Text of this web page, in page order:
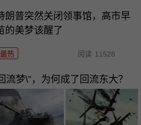
朗普突然关闭领事馆，高市早
的美梦该醒了
最热 阅读 11528
流梦\"，为何成了回流东大？